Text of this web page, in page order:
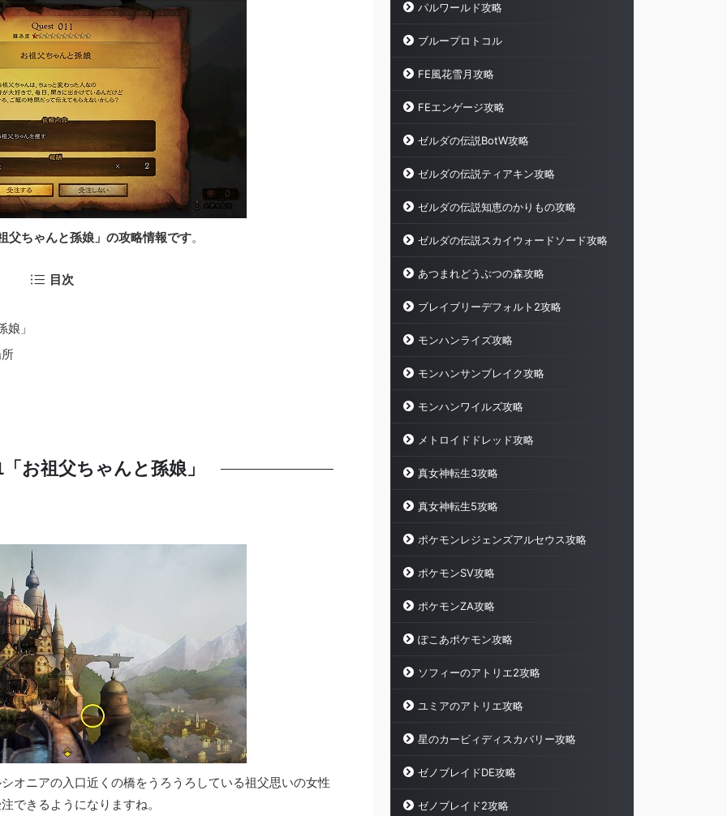
父ちゃんと孫娘」の攻略情報です。
目次
」
お祖父ちゃんと孫娘」
オニアの入口近くの橋をうろうろしている祖父思いの女性
できるようになりますね。
パルワールド攻略
ブループロトコル
FE風花雪月攻略
FEエンゲージ攻略
ゼルダの伝説BotW攻略
ゼルダの伝説ティアキン攻略
ゼルダの伝説知恵のかりもの攻略
ゼルダの伝説スカイウォードソード攻略
あつまれどうぶつの森攻略
ブレイブリーデフォルト2攻略
モンハンライズ攻略
モンハンサンブレイク攻略
モンハンワイルズ攻略
メトロイドドレッド攻略
真女神転生3攻略
真女神転生5攻略
ポケモンレジェンズアルセウス攻略
ポケモンSV攻略
ポケモンZA攻略
ぽこあポケモン攻略
ソフィーのアトリエ2攻略
ユミアのアトリエ攻略
星のカービィディスカバリー攻略
ゼノブレイドDE攻略
ゼノブレイド2攻略